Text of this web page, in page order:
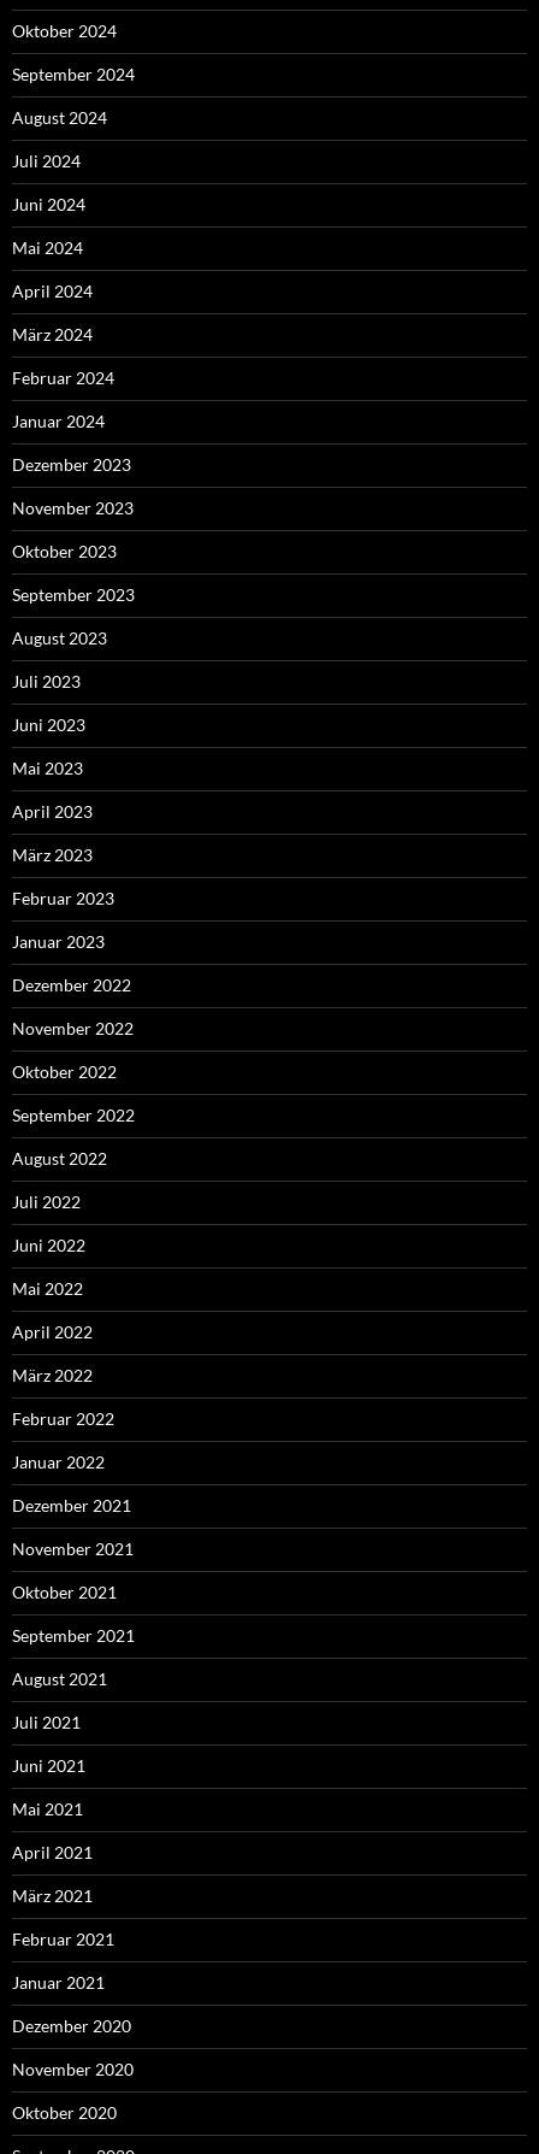
Oktober 2024
September 2024
August 2024
Juli 2024
Juni 2024
Mai 2024
April 2024
März 2024
Februar 2024
Januar 2024
Dezember 2023
November 2023
Oktober 2023
September 2023
August 2023
Juli 2023
Juni 2023
Mai 2023
April 2023
März 2023
Februar 2023
Januar 2023
Dezember 2022
November 2022
Oktober 2022
September 2022
August 2022
Juli 2022
Juni 2022
Mai 2022
April 2022
März 2022
Februar 2022
Januar 2022
Dezember 2021
November 2021
Oktober 2021
September 2021
August 2021
Juli 2021
Juni 2021
Mai 2021
April 2021
März 2021
Februar 2021
Januar 2021
Dezember 2020
November 2020
Oktober 2020